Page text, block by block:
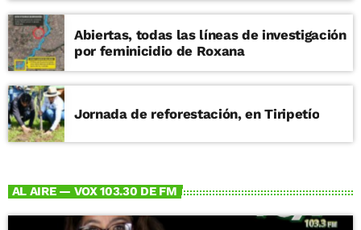
Abiertas, todas las líneas de investigación
por feminicidio de Roxana
Jornada de reforestación, en Tiripetío
AL AIRE — VOX 103.30 DE FM